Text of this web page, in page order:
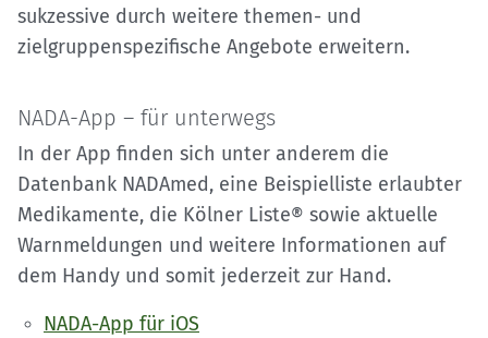
sukzessive durch weitere themen- und
zielgruppenspezifische Angebote erweitern.
NADA-App – für unterwegs
In der App finden sich unter anderem die
Datenbank NADAmed, eine Beispielliste erlaubter
Medikamente, die Kölner Liste® sowie aktuelle
Warnmeldungen und weitere Informationen auf
dem Handy und somit jederzeit zur Hand.
NADA-App für iOS